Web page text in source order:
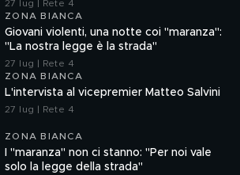
27 lug | Rete 4
ZONA BIANCA
Giovani violenti, una notte coi "maranza":
"La nostra legge è la strada"
27 lug | Rete 4
ZONA BIANCA
L'intervista al vicepremier Matteo Salvini
27 lug | Rete 4
ZONA BIANCA
I "maranza" non ci stanno: "Per noi vale
solo la legge della strada"